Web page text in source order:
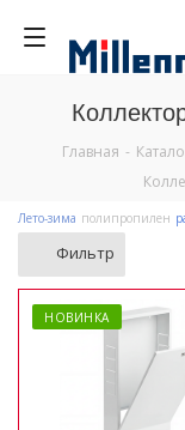
Главная -
Лето-зима полипропилен
Фильтр
НОВИНКА